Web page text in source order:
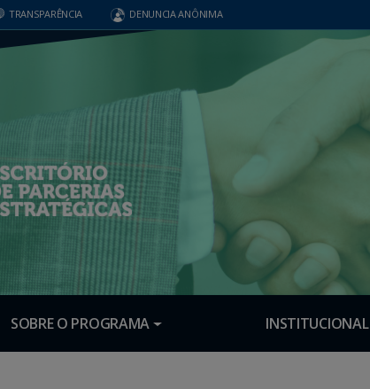
TRANSPARÊNCIA DENUNCIA ANÔNIMA
SOBRE O PROGRAMA INSTITUCIONAL